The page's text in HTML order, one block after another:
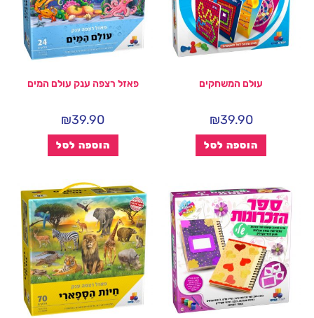
עולם המשחקים
₪39.90
הוספה לסל
פאזל רצפה ענק עולם המים
₪39.90
הוספה לסל